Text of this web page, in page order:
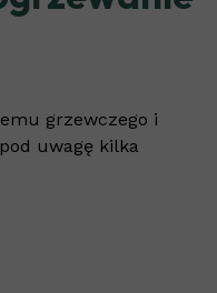
grzewczego i
uwagę kilka